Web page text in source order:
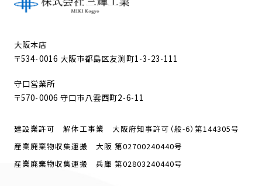
大阪本店
〒534-0016 大阪市都島区友渕町1-3-23-111
守口営業所
〒570-0006 守口市八雲西町2-6-11
建設業許可 解体工事業 大阪府知事許可（般-6）第144305号
産業廃棄物収集運搬 大阪 第02700240440号
産業廃棄物収集運搬 兵庫 第02803240440号